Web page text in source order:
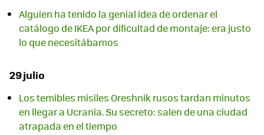
Alguien ha tenido la genial idea de ordenar el
catálogo de IKEA por dificultad de montaje: era justo
lo que necesitábamos
29 julio
Los temibles misiles Oreshnik rusos tardan minutos
en llegar a Ucrania. Su secreto: salen de una ciudad
atrapada en el tiempo